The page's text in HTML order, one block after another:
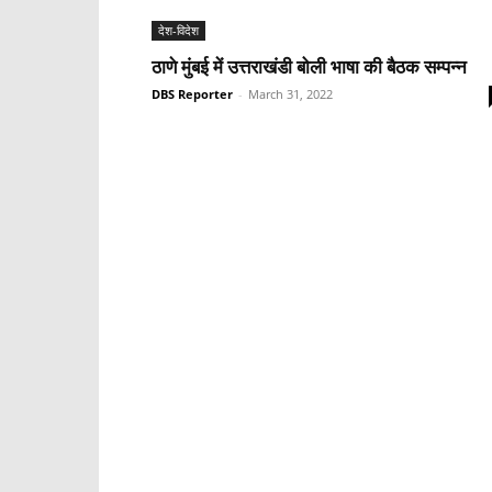
देश-विदेश
ठाणे मुंबई में उत्तराखंडी बोली भाषा की बैठक सम्पन्न
DBS Reporter - March 31, 2022